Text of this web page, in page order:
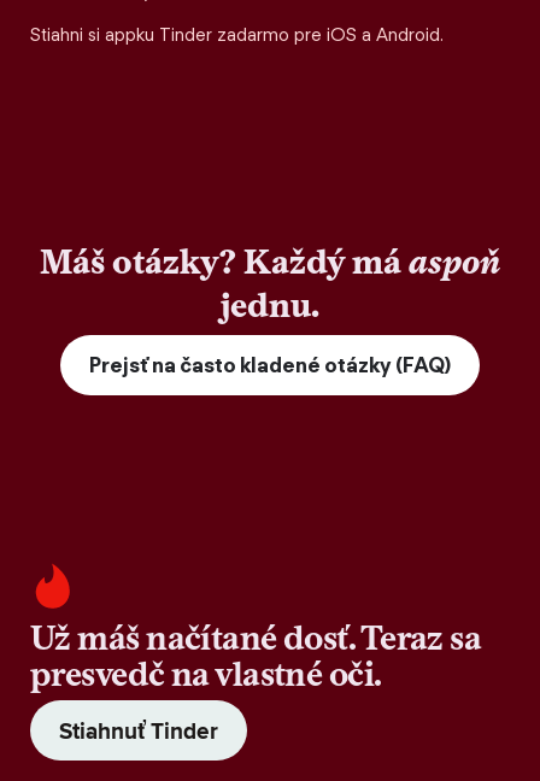
Stiahni si appku Tinder zadarmo pre iOS a Android.
Máš otázky? Každý máaspoň
jednu.
Prejsť na často kladené otázky (FAQ)
Už máš načítané dosť. Teraz sa
presvedč na vlastné oči.
Stiahnuť Tinder